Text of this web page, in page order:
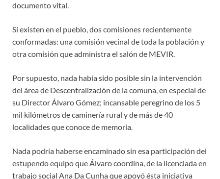
documento vital.
Si existen en el pueblo, dos comisiones recientemente
conformadas: una comisión vecinal de toda la población y
otra comisión que administra el salón de MEVIR.
Por supuesto, nada había sido posible sin la intervención
del área de Descentralización de la comuna, en especial de
su Director Álvaro Gómez; incansable peregrino de los 5
mil kilómetros de caminería rural y de más de 40
localidades que conoce de memoria.
Nada podría haberse encaminado sin esa participación del
estupendo equipo que Álvaro coordina, de la licenciada en
trabajo social Ana Da Cunha que apoyó ésta iniciativa